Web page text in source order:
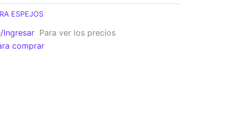
ESPEJOS
Ingresar Para ver los precios
comprar